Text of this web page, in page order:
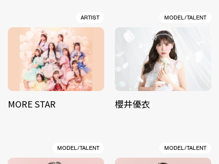
ARTIST
MORE STAR
MODEL/TALENT
櫻井優衣
MODEL/TALENT MODEL/TALENT